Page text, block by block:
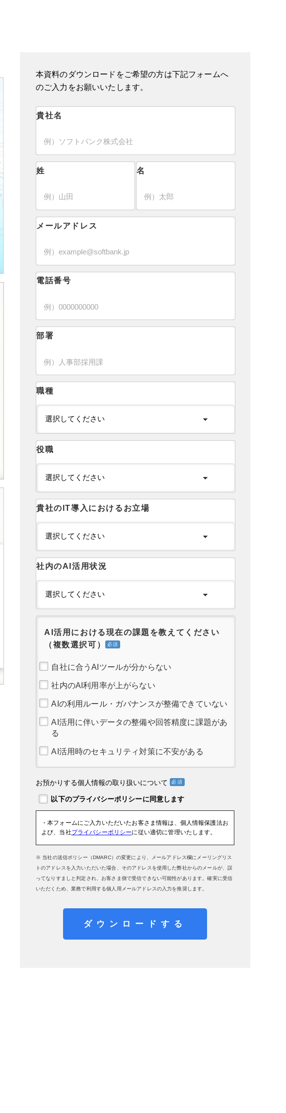
本資料のダウンロードをご希望の方は下記フォームへ
のご入力をお願いいたします。
貴社名
姓 名
メールアドレス
電話番号
部署
職種
役職
貴社のIT導入におけるお立場
社内のAI活用状況
AI活用における現在の課題を教えてください
（複数選択可）
自社に合うAIツールが分からない
社内のAI利用率が上がらない
AIの利用ルール・ガバナンスが整備できていない
AI活用に伴いデータの整備や回答精度に課題があ
る
AI活用時のセキュリティ対策に不安がある
お預かりする個人情報の取り扱いについて
・本フォームにご入力いただいたお客さま情報は、個人情報保護法お
よび、当社プライバシーポリシーに従い適切に管理いたします。
※ 当社の送信ポリシー（DMARC）の変更により、メールアドレス欄にメーリングリス
トのアドレスを入力いただいた場合、そのアドレスを使用した弊社からのメールが、誤
ってなりすましと判定され、お客さま側で受信できない可能性があります。確実に受信
いただくため、業務で利用する個人用メールアドレスの入力を推奨します。
ダウンロードする